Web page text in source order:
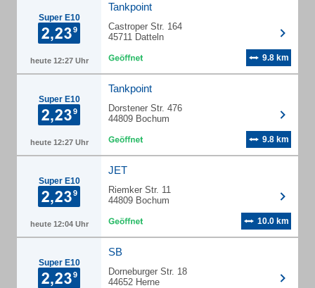
Super E10
heute 12:27 Uhr
Tankpoint
Castroper Str. 164
45711 Datteln
9.8 km
Super E10
heute 12:27 Uhr
Tankpoint
Dorstener Str. 476
44809 Bochum
9.8 km
Super E10
heute 12:04 Uhr
JET
Riemker Str. 11
44809 Bochum
10.0 km
Super E10
SB
Dorneburger Str. 18
44652 Herne